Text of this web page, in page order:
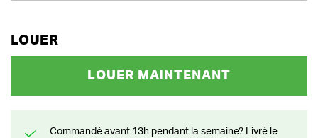
LOUER
LOUER MAINTENANT
Commandé avant 13h pendant la semaine? Livré le